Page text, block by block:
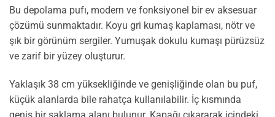
Bu depolama pufı, modern ve fonksiyonel bir ev aksesuar
çözümü sunmaktadır. Koyu gri kumaş kaplaması, nötr ve
şık bir görünüm sergiler. Yumuşak dokulu kumaşı pürüzsüz
ve zarif bir yüzey oluşturur.
Yaklaşık 38 cm yüksekliğinde ve genişliğinde olan bu puf,
küçük alanlarda bile rahatça kullanılabilir. İç kısmında
geniş bir saklama alanı bulunur. Kapağı çıkararak içindeki